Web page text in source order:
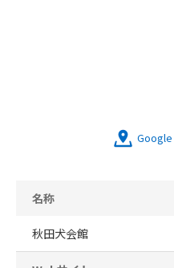
Google
名称
秋田犬会館